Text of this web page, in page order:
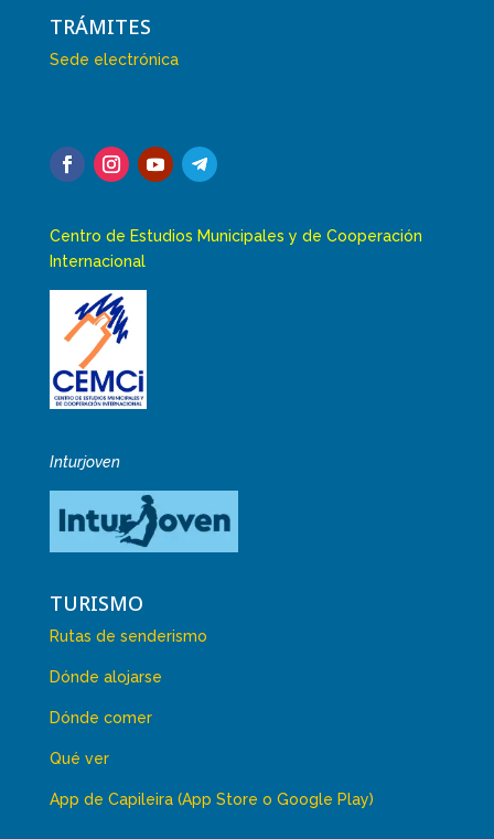
TRÁMITES
Sede electrónica
Centro de Estudios Municipales y de Cooperación
Internacional
Inturjoven
TURISMO
Rutas de senderismo
Dónde alojarse
Dónde comer
Qué ver
App de Capileira (App Store o Google Play)